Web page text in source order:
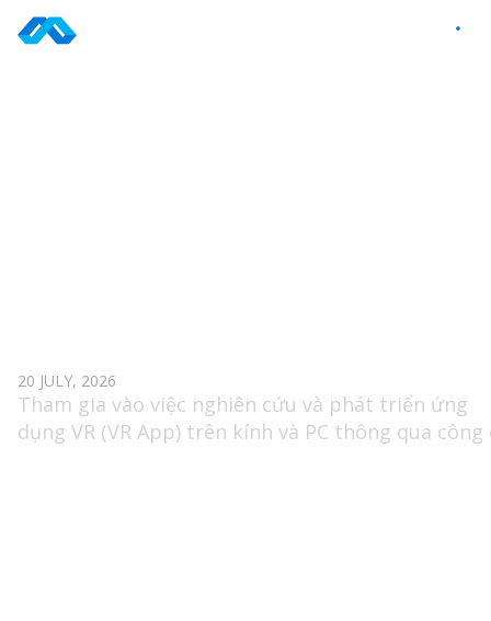
Skip
20 JULY, 2026
Tham gia vào việc nghiên cứu và phát triển ứng
dụng VR (VR App) trên kính và PC thông qua công